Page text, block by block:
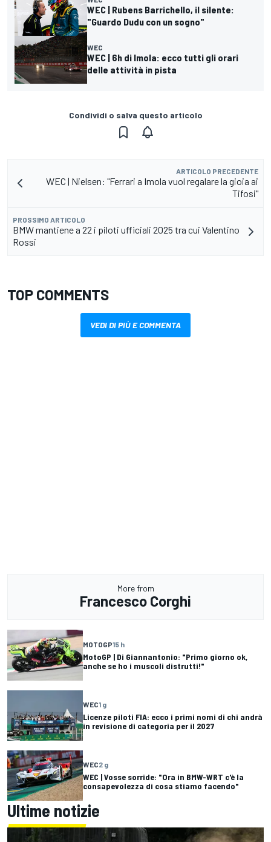
WEC | Rubens Barrichello, il silente:
"Guardo Dudu con un sogno"
WEC
WEC | 6h di Imola: ecco tutti gli orari
delle attività in pista
Condividi o salva questo articolo
ARTICOLO PRECEDENTE
WEC | Nielsen: "Ferrari a Imola vuol regalare la gioia ai
Tifosi"
PROSSIMO ARTICOLO
BMW mantiene a 22 i piloti ufficiali 2025 tra cui Valentino
Rossi
TOP COMMENTS
VEDI DI PIÙ E COMMENTA
More from
Francesco Corghi
MOTOGP15 h
MotoGP | Di Giannantonio: "Primo giorno ok,
anche se ho i muscoli distrutti!"
WEC1 g
Licenze piloti FIA: ecco i primi nomi di chi andrà
in revisione di categoria per il 2027
WEC2 g
WEC | Vosse sorride: "Ora in BMW-WRT c'è la
consapevolezza di cosa stiamo facendo"
Ultime notizie